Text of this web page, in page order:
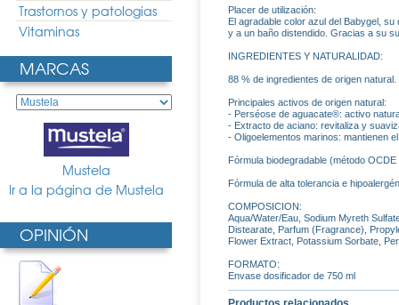
Trastornos y patologias
Vitaminas
MARCAS
Mustela
Ir a la página de Mustela
OPINIÓN
Placer de utilización:
El agradable color azul del Babygel,
y a un baño distendido. Gracias a su
INGREDIENTES Y NATURALIDAD:
88 % de ingredientes de origen natural.
Principales activos de origen natural:
- Perséose de aguacate®: activo
- Extracto de aciano: revitaliza y
- Oligoelementos marinos: mantienen
Fórmula biodegradable (método
Fórmula de alta tolerancia e
COMPOSICION:
Aqua/Water/Eau, Sodium Myreth
Distearate, Parfum (Fragrance),
Flower Extract, Potassium Sorbate,
FORMATO:
Envase dosificador de 750 ml